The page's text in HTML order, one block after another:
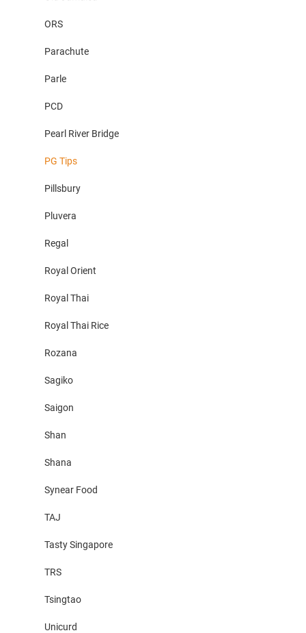
ORS
Parachute
Parle
PCD
Pearl River Bridge
PG Tips
Pillsbury
Pluvera
Regal
Royal Orient
Royal Thai
Royal Thai Rice
Rozana
Sagiko
Saigon
Shan
Shana
Synear Food
TAJ
Tasty Singapore
TRS
Tsingtao
Unicurd